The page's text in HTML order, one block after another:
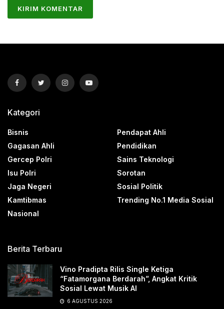
Kategori
Bisnis
Gagasan Ahli
Gercep Polri
Isu Polri
Jaga Negeri
Kamtibmas
Nasional
Pendapat Ahli
Pendidikan
Sains Teknologi
Sorotan
Sosial Politik
Trending No.1 Media Sosial
Berita Terbaru
Vino Pradipta Rilis Single Ketiga
“Fatamorgana Berdarah”, Angkat Kritik
Sosial Lewat Musik AI
6 AGUSTUS 2026